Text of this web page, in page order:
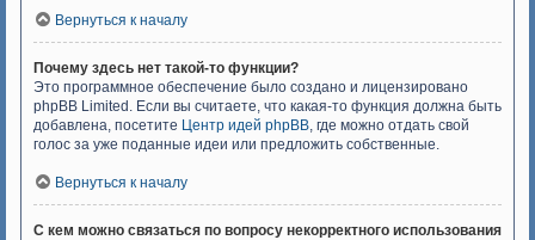
Вернуться к началу
Почему здесь нет такой-то функции?
Это программное обеспечение было создано и лицензировано
phpBB Limited. Если вы считаете, что какая-то функция должна быть
добавлена, посетите Центр идей phpBB, где можно отдать свой
голос за уже поданные идеи или предложить собственные.
Вернуться к началу
С кем можно связаться по вопросу некорректного использования